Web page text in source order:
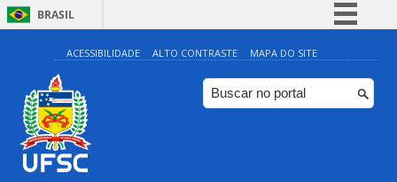
BRASIL
Simplifique!
Comunica BR
Participe
ACESSIBILIDADE ALTO CONTRASTE MAPA DO SITE